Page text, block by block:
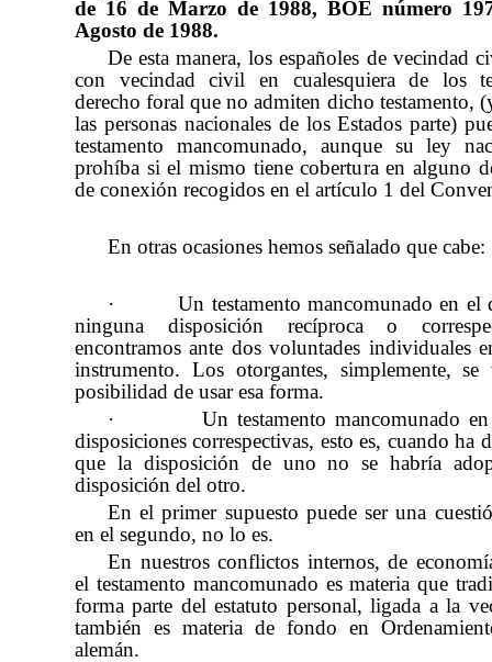
de 16 de Marzo de 1988, BOE número
Agosto de 1988.
De esta manera, los españoles de vecindad
con vecindad civil en cualesquiera de los
derecho foral que no admiten dicho testamento,
las personas nacionales de los Estados parte)
testamento mancomunado, aunque su ley
prohíba si el mismo tiene cobertura en alguno
de conexión recogidos en el artículo 1 del
En otras ocasiones hemos señalado que cabe:
·
Un testamento mancomunado en el
ninguna disposición recíproca o
encontramos ante dos voluntades individuales
instrumento. Los otorgantes, simplemente,
posibilidad de usar esa forma.
·
Un testamento mancomunado
disposiciones correspectivas, esto es, cuando ha
que la disposición de uno no se habría
disposición del otro.
En el primer supuesto puede ser una
en el segundo, no lo es.
En nuestros conflictos internos, de
el testamento mancomunado es materia que
forma parte del estatuto personal, ligada a la
también es materia de fondo en
alemán.